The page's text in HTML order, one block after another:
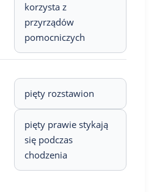
korzysta z
przyrządów
pomocniczych
pięty rozstawion
pięty prawie stykają
się podczas
chodzenia